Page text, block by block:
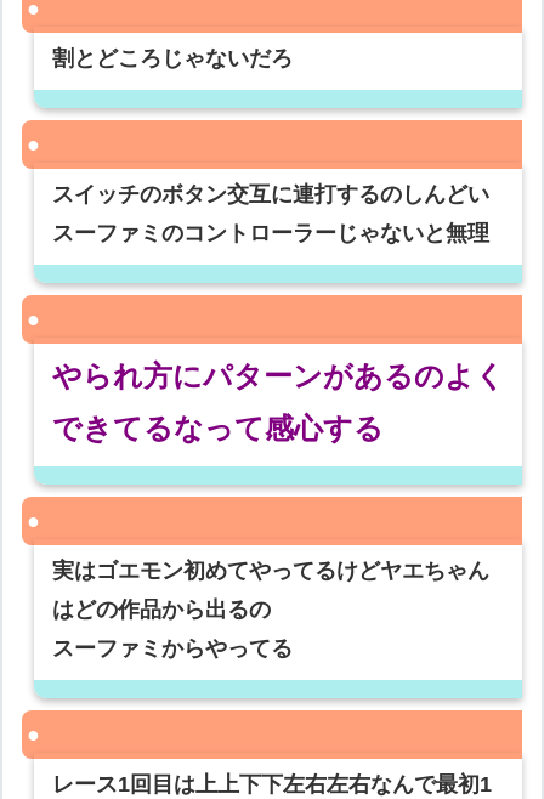
割とどころじゃないだろ
スイッチのボタン交互に連打するのしんどい
スーファミのコントローラーじゃないと無理
やられ方にパターンがあるのよく
できてるなって感心する
実はゴエモン初めてやってるけどヤエちゃん
はどの作品から出るの
スーファミからやってる
レース1回目は上上下下左右左右なんで最初1